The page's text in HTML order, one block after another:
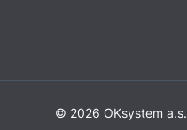
© 2026 OKsystem